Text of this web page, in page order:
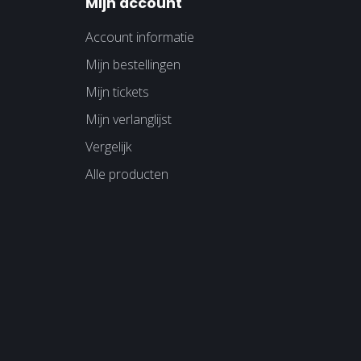
Account informatie
Mijn bestellingen
Mijn tickets
Mijn verlanglijst
Vergelijk
Alle producten